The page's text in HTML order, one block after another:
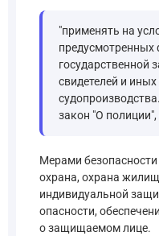
"применять на
государственной
свидетелей и
закон "О полиции",
Мерами
охрана, охрана
индивидуальной
опасности,
о защищаемом лице.